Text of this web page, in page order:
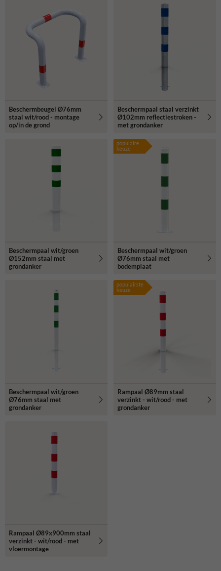
Beschermbeugel Ø76mm
staal wit/rood - montage
op/in de grond
Beschermpaal staal verzinkt
Ø102mm reflectiestroken -
met grondanker
Beschermpaal wit/groen
Ø152mm staal met
grondanker
populaire
keuze
Beschermpaal wit/groen
Ø76mm staal met
bodemplaat
Beschermpaal wit/groen
Ø76mm staal met
grondanker
populairste
keuze
Rampaal Ø89mm staal
verzinkt - wit/rood - met
grondanker
Rampaal Ø89x900mm staal
verzinkt - wit/rood - met
vloermontage